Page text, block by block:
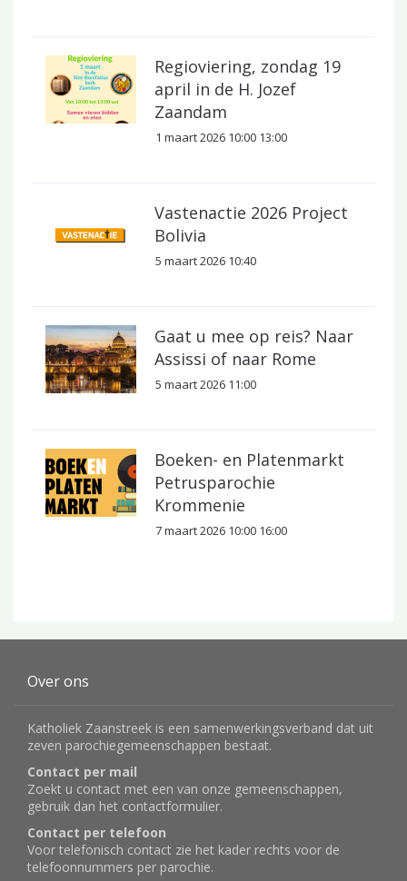
Regioviering, zondag 19
april in de H. Jozef
Zaandam
1 maart 2026 10:00 13:00
Vastenactie 2026 Project
Bolivia
5 maart 2026 10:40
Gaat u mee op reis? Naar
Assissi of naar Rome
5 maart 2026 11:00
Boeken- en Platenmarkt
Petrusparochie
Krommenie
7 maart 2026 10:00 16:00
Over ons
Katholiek Zaanstreek is een samenwerkingsverband dat uit
zeven parochiegemeenschappen bestaat.
Contact per mail
Zoekt u contact met een van onze gemeenschappen,
gebruik dan het contactformulier.
Contact per telefoon
Voor telefonisch contact zie het kader rechts voor de
telefoonnummers per parochie.